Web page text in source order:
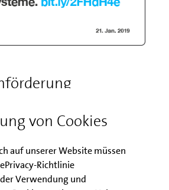
von Cookies
auf unserer Website müssen
Richtlinie
Verwendung und
anziehen, die in der
der letzten Jahre ist nach wie
für den Berliner
Wohnraum ist knapp.